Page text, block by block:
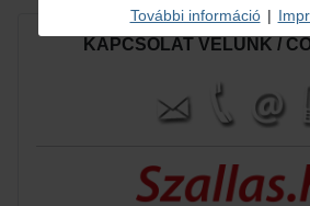
KAPCSOLAT VELÜNK /
További információ |